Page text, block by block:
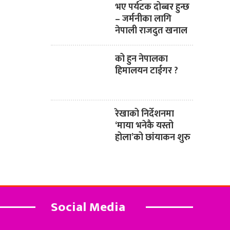
भए पर्यटक दोब्बर हुन्छ
– जर्मनीका लागि
नेपाली राजदुत खनाल
को हुन नेपालका
हिमालयन टाईगर ?
रेखाको निर्देशनमा
‘माया भनेकै यस्तो
होला’को छांयाकन शुरु
Social Media